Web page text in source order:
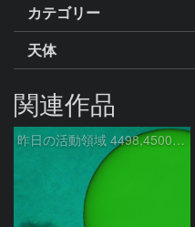
カテゴリー
天体
関連作品
昨日の活動領域 4498,4500：2026/08/05